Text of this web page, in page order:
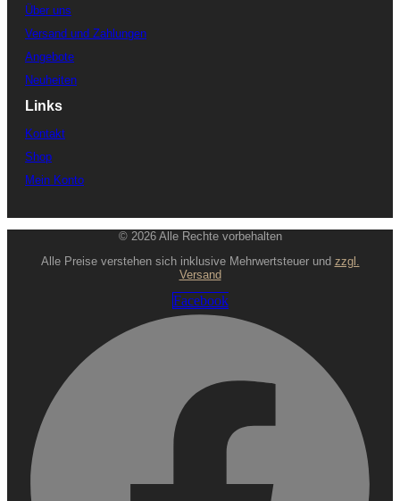
Über uns
Versand und Zahlungen
Angebote
Neuheiten
Links
Kontakt
Shop
Mein Konto
© 2026 Alle Rechte vorbehalten
Alle Preise verstehen sich inklusive Mehrwertsteuer und zzgl.
Versand
Facebook